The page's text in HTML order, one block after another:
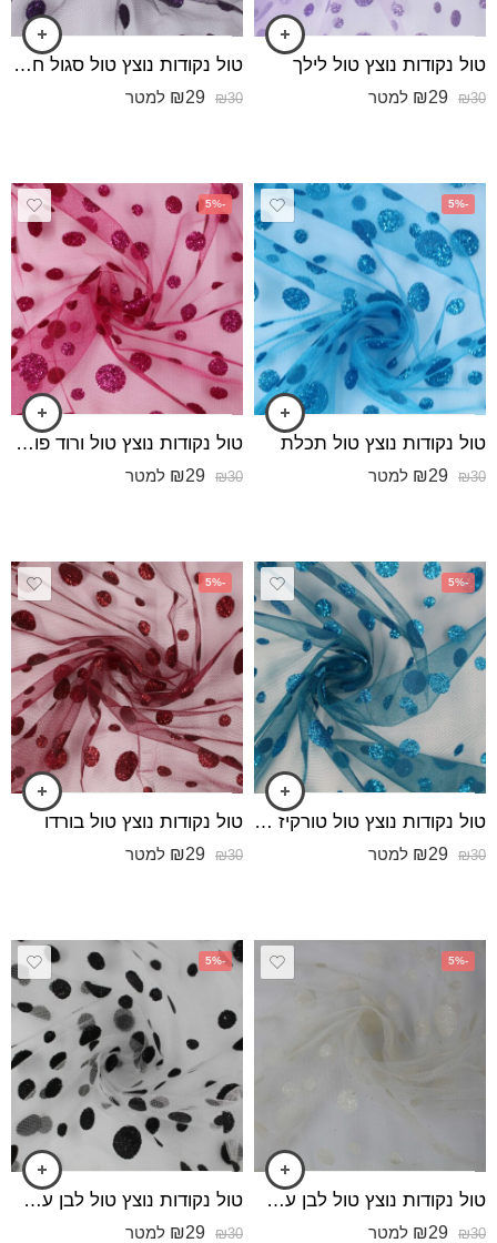
טול נקודות נוצץ טול לילך
₪30
₪29 למטר
טול נקודות נוצץ טול סגול חציל
₪30
₪29 למטר
-5%
טול נקודות נוצץ טול תכלת
₪30
₪29 למטר
-5%
טול נקודות נוצץ טול ורוד פוקסיה
₪30
₪29 למטר
-5%
טול נקודות נוצץ טול טורקיז כהה
₪30
₪29 למטר
-5%
טול נקודות נוצץ טול בורדו
₪30
₪29 למטר
-5%
טול נקודות נוצץ טול לבן עם נקודות שמנת
₪30
₪29 למטר
-5%
טול נקודות נוצץ טול לבן עם נקודות שחור
₪30
₪29 למטר